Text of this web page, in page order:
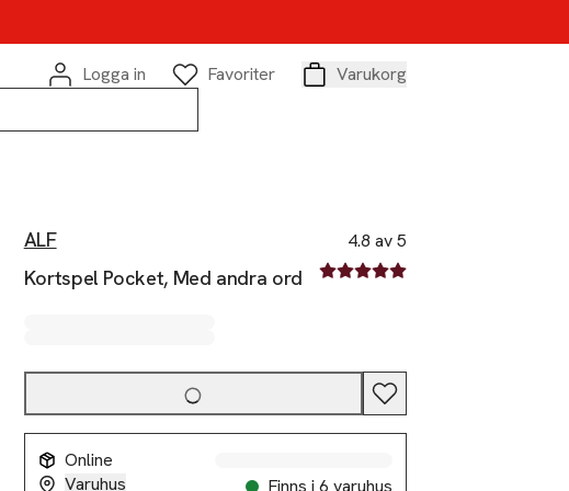
Logga in
Favoriter
Varukorg
ALF
Kortspel Pocket, Med andra ord
4.8 av 5
4.8 av fem stjärnor
Online
Varuhus
Finns i 6 varuhus